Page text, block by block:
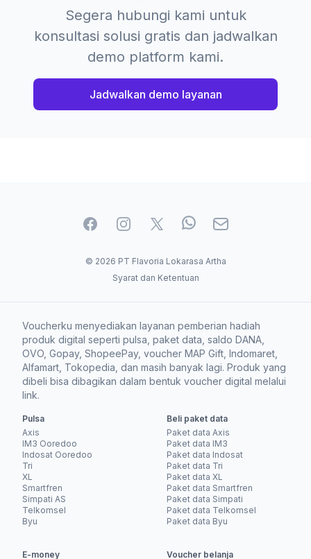
Segera hubungi kami untuk
konsultasi solusi gratis dan jadwalkan
demo platform kami.
Jadwalkan demo layanan
FacebookInstagramTwitterWhatApp
Email
© 2026 PT Flavoria Lokarasa Artha
Syarat dan Ketentuan
Voucherku menyediakan layanan pemberian hadiah
produk digital seperti pulsa, paket data, saldo DANA,
OVO, Gopay, ShopeePay, voucher MAP Gift, Indomaret,
Alfamart, Tokopedia, dan masih banyak lagi. Produk yang
dibeli bisa dibagikan dalam bentuk voucher digital melalui
link.
Pulsa
Axis
IM3 Ooredoo
Indosat Ooredoo
Tri
XL
Smartfren
Simpati AS
Telkomsel
Byu
Beli paket data
Paket data Axis
Paket data IM3
Paket data Indosat
Paket data Tri
Paket data XL
Paket data Smartfren
Paket data Simpati
Paket data Telkomsel
Paket data Byu
E-money Voucher belanja